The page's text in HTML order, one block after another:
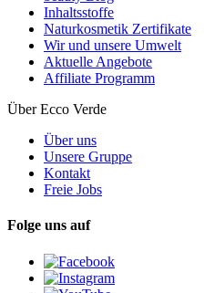
Inhaltsstoffe
Naturkosmetik Zertifikate
Wir und unsere Umwelt
Aktuelle Angebote
Affiliate Programm
Über Ecco Verde
Über uns
Unsere Gruppe
Kontakt
Freie Jobs
Folge uns auf